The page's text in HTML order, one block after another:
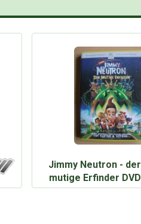
Jimmy Neutron - der
mutige Erfinder DVD